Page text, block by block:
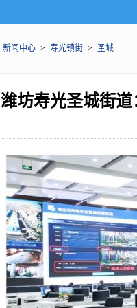
新闻中心 > 寿光镇街 > 圣城
潍坊寿光圣城街